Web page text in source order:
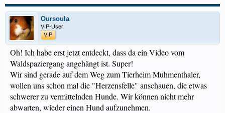
Oursoula
VIP-User
VIP
Oh! Ich habe erst jetzt entdeckt, dass da ein Video vom
Waldspaziergang angehängt ist. Super!
Wir sind gerade auf dem Weg zum Tierheim Muhmenthaler,
wollen uns schon mal die "Herzensfelle" anschauen, die etwas
schwerer zu vermittelnden Hunde. Wir können nicht mehr
abwarten, wieder einen Hund aufzunehmen.